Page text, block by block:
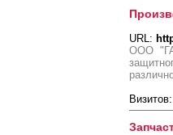
URL:
ООО
Визитов: